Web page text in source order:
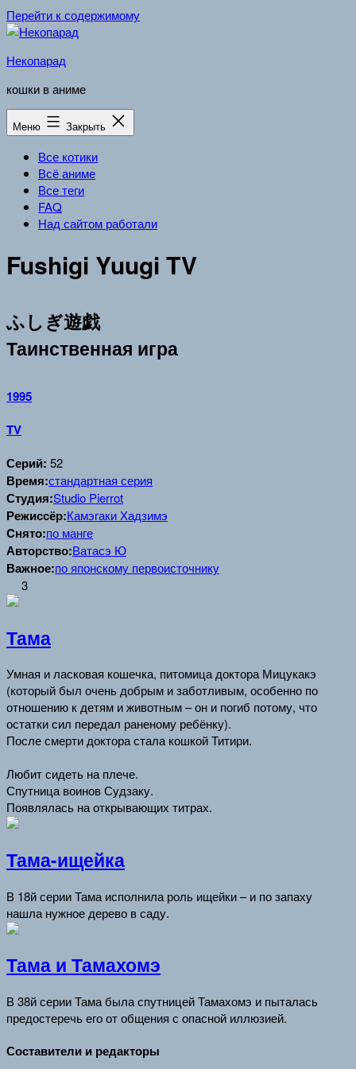
Перейти к содержимому
Некопарад
кошки в аниме
Меню Закрыть
Все котики
Всё аниме
Все теги
FAQ
Над сайтом работали
Fushigi Yuugi TV
ふしぎ遊戯
Таинственная игра
1995
TV
Серий: 52
Время:стандартная серия
Студия:Studio Pierrot
Режиссёр:Камэгаки Хадзимэ
Cнято:по манге
Авторство:Ватасэ Ю
Важное:по японскому первоисточнику
3
Тама
Умная и ласковая кошечка, питомица доктора Мицукакэ
(который был очень добрым и заботливым, особенно по
отношению к детям и животным – он и погиб потому, что
остатки сил передал раненому ребёнку).
После смерти доктора стала кошкой Титири.
Любит сидеть на плече.
Спутница воинов Судзаку.
Появлялась на открывающих титрах.
Тама-ищейка
В 18й серии Тама исполнила роль ищейки – и по запаху
нашла нужное дерево в саду.
Тама и Тамахомэ
В 38й серии Тама была спутницей Тамахомэ и пыталась
предостеречь его от общения с опасной иллюзией.
Составители и редакторы